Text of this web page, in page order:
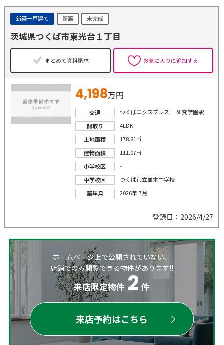
新築一戸建て 新築 未完成
茨城県つくば市東光台１丁目
まとめて資料請求 お気に入りに追加する
4,198万円
交通
つくばエクスプレス 研究学園駅
間取り
4LDK
土地面積
178.81㎡
建物面積
111.07㎡
小学校区
-
中学校区
つくば市立並木中学校
築年月
2026年 7月
登録日：2026/4/27
ホームページ上で公開されていない、
店舗でのみ閲覧できる物件があります!!
来店限定物件 2 件
来店予約はこちら